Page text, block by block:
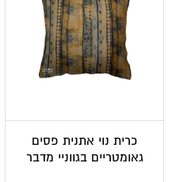
כרית נוי אתנית פסים
גאומטריים בגווניי מדבר